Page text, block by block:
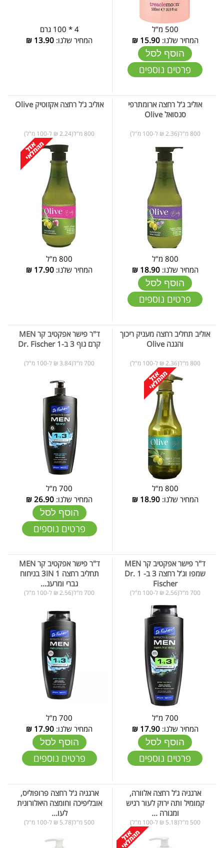
500 מ"ל
המחיר שלנו:15.90
₪
הוסף לסל
פרטים נוספים
4 * 100 גרם
המחיר שלנו: 13.90
₪
אוליב ג'ל רחצה ארומתרפי
סנסואל Olive
800 מ"ל(2.36 ₪ ל-100 מ"ל)
800 מ"ל
המחיר שלנו:18.90
₪
הוסף לסל
פרטים נוספים
אוליב ג'ל רחצה אקזוטיק Olive
800 מ"ל(2.24 ₪ ל-100 מ"ל)
800 מ"ל
המחיר שלנו: 17.90
₪
אוליב תחליב רחצה מעניק ריכוך
והגנה Olive
800 מ"ל(2.36 ₪ ל-100 מ"ל)
800 מ"ל
המחיר שלנו:18.90
₪
ד"ר פישר אפקטיב קר MEN
קרם גוף 3 ב-1 Dr. Fischer
700 מ"ל(3.84 ₪ ל-100 מ"ל)
700 מ"ל
המחיר שלנו: 26.90
₪
הוסף לסל
פרטים נוספים
ד"ר פישר אפקטיב קר MEN
שמפו וג’ל רחצה 3 ב- 1 Dr.
Fischer
700 מ"ל(2.56 ₪ ל-100 מ"ל)
700 מ"ל
המחיר שלנו:17.90
₪
הוסף לסל
פרטים נוספים
ד"ר פישר אפקטיב קר MEN
תחליב רחצה 3IN 1 בניחוח
גברי ומרענ...
700 מ"ל(2.56 ₪ ל-100 מ"ל)
700 מ"ל
המחיר שלנו: 17.90
₪
הוסף לסל
פרטים נוספים
ארגניה ג'ל רחצה אלוורה,
קמומיל ותה ירוק לעור רגיש
ומגורה ...
500 מ"ל(5.18 ₪ ל-100 מ"ל)
ארגניה ג'ל רחצה פרופוליס,
אובליפיכה וחומצה היאלורונית
לעו...
500 מ"ל(5.78 ₪ ל-100 מ"ל)